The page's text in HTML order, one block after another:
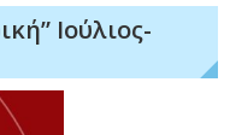
Ιούλιος-